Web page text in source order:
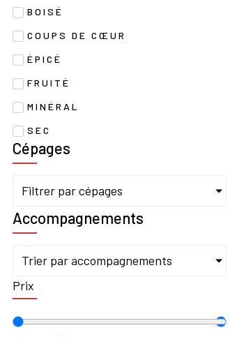
BOISÉ
COUPS DE CŒUR
ÉPICÉ
FRUITÉ
MINÉRAL
SEC
Cépages
Filtrer par cépages
Accompagnements
Trier par accompagnements
Prix